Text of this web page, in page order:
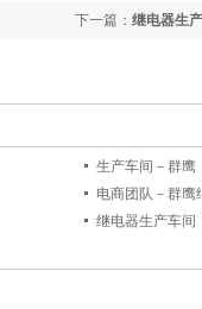
下一篇： 继电器生
生产车间－群鹰
电商团队－群鹰
继电器生产车间